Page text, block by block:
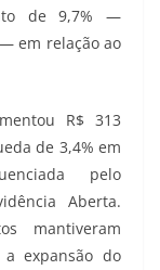
de 9,7% —
em relação ao
R$ 313
de 3,4% em
pelo
Aberta.
mantiveram
expansão do